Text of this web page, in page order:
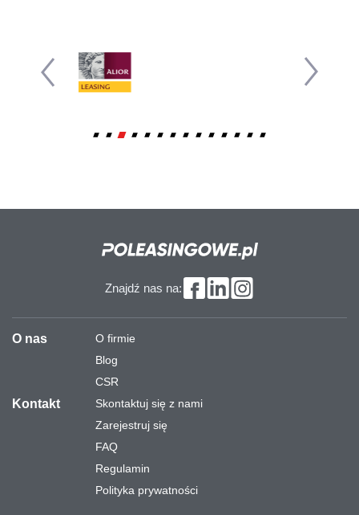
Znajdź nas na:
O nas
O firmie
Blog
CSR
Kontakt
Skontaktuj się z nami
Zarejestruj się
FAQ
Regulamin
Polityka prywatności